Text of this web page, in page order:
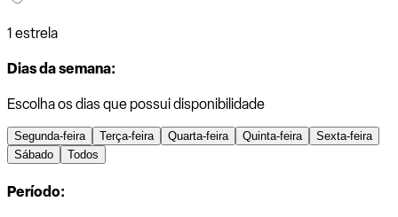
1 estrela
Dias da semana:
Escolha os dias que possui disponibilidade
Segunda-feira Terça-feira Quarta-feira Quinta-feira
Sexta-feira
Sábado
Todos
Período: